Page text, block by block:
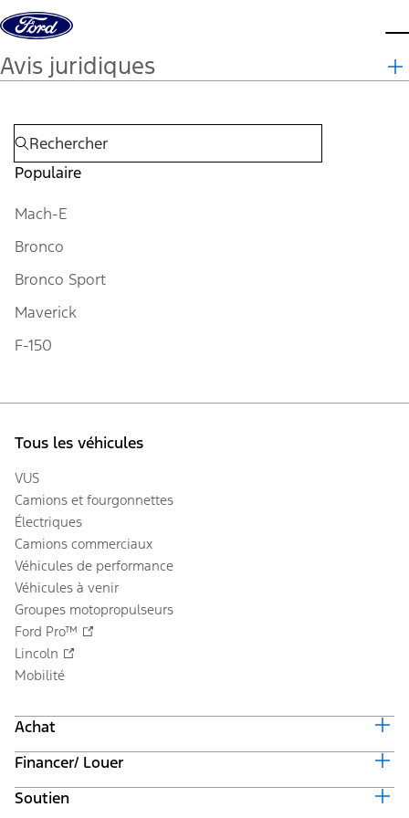
Aller au contenu
Avis juridiques
Populaire
Mach-E
Bronco
Bronco Sport
Maverick
F-150
Tous les véhicules
VUS
Camions et fourgonnettes
Électriques
Camions commerciaux
Véhicules de performance
Véhicules à venir
Groupes motopropulseurs
Ford Pro™
Lincoln
Mobilité
Achat
Équiper et obtenir un prix
Offres en cours
Suivi de commande automobile
Financer/ Louer
Valeur du véhicule d'échange
Soutien